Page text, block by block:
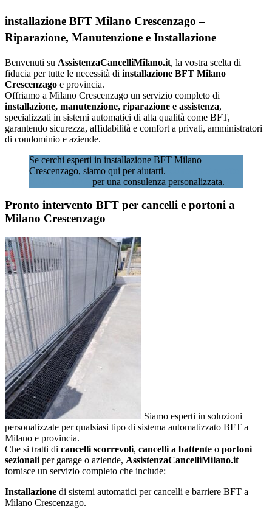
installazione BFT Milano Crescenzago –
Riparazione, Manutenzione e Installazione
Benvenuti su AssistenzaCancelliMilano.it, la vostra scelta di
fiducia per tutte le necessità di installazione BFT Milano
Crescenzago e provincia.
Offriamo a Milano Crescenzago un servizio completo di
installazione, manutenzione, riparazione e assistenza,
specializzati in sistemi automatici di alta qualità come BFT,
garantendo sicurezza, affidabilità e comfort a privati, amministratori
di condominio e aziende.
Se cerchi esperti in installazione BFT Milano
Crescenzago, siamo qui per aiutarti.
per una consulenza personalizzata.
Pronto intervento BFT per cancelli e portoni a
Milano Crescenzago
Siamo esperti in soluzioni
personalizzate per qualsiasi tipo di sistema automatizzato BFT a
Milano e provincia.
Che si tratti di cancelli scorrevoli, cancelli a battente o portoni
sezionali per garage o aziende, AssistenzaCancelliMilano.it
fornisce un servizio completo che include:
Installazione di sistemi automatici per cancelli e barriere BFT a
Milano Crescenzago.